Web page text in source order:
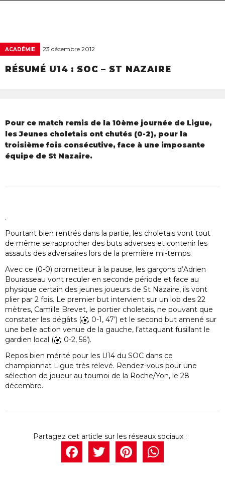
ACADÉMIE 23 décembre 2012
RÉSUMÉ U14 : SOC – ST NAZAIRE
Pour ce match remis de la 10ème journée de Ligue,
les Jeunes choletais ont chutés (0-2), pour la
troisième fois consécutive, face à une imposante
équipe de St Nazaire.
.
Pourtant bien rentrés dans la partie, les choletais vont tout
de même se rapprocher des buts adverses et contenir les
assauts des adversaires lors de la première mi-temps.
Avec ce (0-0) prometteur à la pause, les garçons d’Adrien
Bourasseau vont reculer en seconde période et face au
physique certain des jeunes joueurs de St Nazaire, ils vont
plier par 2 fois. Le premier but intervient sur un lob des 22
mètres, Camille Brevet, le portier choletais, ne pouvant que
constater les dégâts (
0-1, 47’) et le second but amené sur
une belle action venue de la gauche, l’attaquant fusillant le
gardien local (
0-2, 56’).
Repos bien mérité pour les U14 du SOC dans ce
championnat Ligue très relevé. Rendez-vous pour une
sélection de joueur au tournoi de la Roche/Yon, le 28
décembre.
Facebook
Twitter